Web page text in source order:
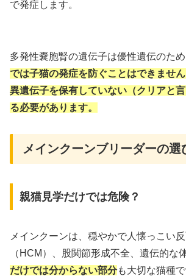
で発症します。
多発性嚢胞腎の遺伝子は優性遺伝のため
では子猫の発症を防ぐことはできませ
異遺伝子を保有していない（クリアと
る必要があります。
メインクーンブリーダーの選
親猫見学だけでは危険？
メインクーンは、穏やかで人懐っこい
（HCM）、股関節形成不全、遺伝的な
だけでは分からない部分も大切な猫種で